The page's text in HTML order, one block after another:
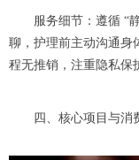
服务细节：遵循 “静
聊，护理前主动沟通身
程无推销，注重隐私保
四、核心项目与消费